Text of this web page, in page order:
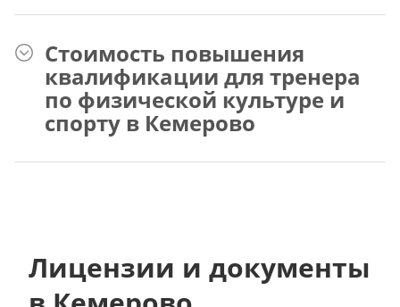
Стоимость повышения
квалификации для тренера
по физической культуре и
спорту в Кемерово
Лицензии и документы